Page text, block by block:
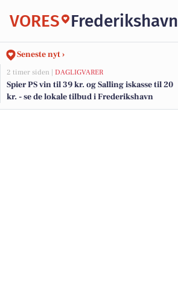
VORES Frederikshavn
Seneste nyt ›
2 timer siden | DAGLIGVARER
Spier PS vin til 39 kr. og Salling iskasse til 20
kr. - se de lokale tilbud i Frederikshavn